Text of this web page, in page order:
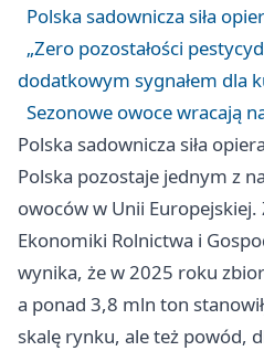
Polska sadownicza siła
„Zero pozostałości
dodatkowym sygnałem dla
Sezonowe owoce wracają
Polska sadownicza siła
Polska pozostaje jednym z
owoców w Unii
Ekonomiki Rolnictwa i
wynika, że w 2025 roku
a ponad 3,8 mln ton
skalę rynku, ale też powód,